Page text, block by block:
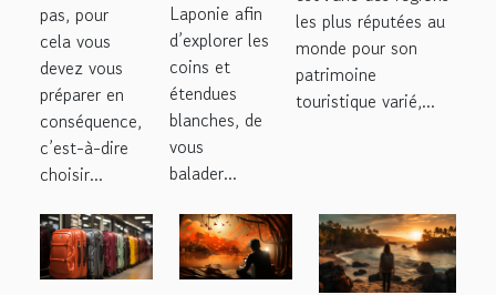
voyage ?
pas, pour
cela vous
devez vous
préparer en
conséquence,
c’est-à-dire
choisir...
Laponie
?
Laponie afin
d’explorer les
coins et
étendues
blanches, de
vous
balader...
les plus réputées au
monde pour son
patrimoine
touristique varié,...